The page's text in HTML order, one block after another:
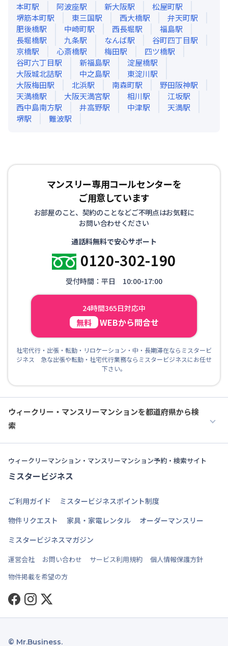
本町駅 阿波座駅 新大阪駅 松屋町駅
堺筋本町駅 東三国駅 西大橋駅 弁天町駅
肥後橋駅 中崎町駅 西長堀駅 福島駅
長堀橋駅 九条駅 なんば駅 谷町四丁目駅
京橋駅 心斎橋駅 梅田駅 四ツ橋駅
谷町六丁目駅 新福島駅 淀屋橋駅
大阪城北詰駅 中之島駅 東淀川駅
大阪梅田駅 北浜駅 南森町駅 野田阪神駅
天満橋駅 大阪天満宮駅 相川駅 江坂駅
西中島南方駅 井高野駅 中津駅 天満駅
堺駅 難波駅
マンスリー専用コールセンターを
ご用意しています
お部屋のこと、契約のことなどご不明点はお気軽に
お問い合わせください
通話料無料で安心サポート
0120-302-190
受付時間：平日 10:00-17:00
24時間365日対応中
無料 WEBから問合せ
社宅代行・出張・転勤・リロケーション・中・長期滞在ならミスタービ
ジネス 急な出張や転勤・社宅代行業務ならミスタービジネスにお任せ
下さい。
ウィークリー・マンスリーマンションを都道府県から検
索
ウィークリーマンション・マンスリーマンション予約・検索サイト
ミスタービジネス
ご利用ガイド
ミスタービジネスポイント制度
物件リクエスト
家具・家電レンタル
オーダーマンスリー
ミスタービジネスマガジン
運営会社 お問い合わせ サービス利用規約
個人情報保護方針
物件掲載を希望の方
Facebook
Instagram
Twitter
© Mr.Business.